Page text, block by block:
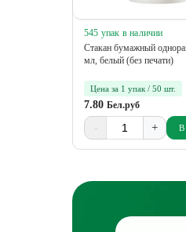
545 упак в наличии
Стакан бумажный
мл, белый (без печати)
Цена за 1 упак / 50 шт.
7.80 Бел.руб
- + В